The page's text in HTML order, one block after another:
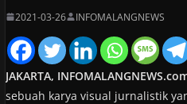
2021-03-26 INFOMALANGNEWS
JAKARTA,
sebuah karya visual jurnalistik